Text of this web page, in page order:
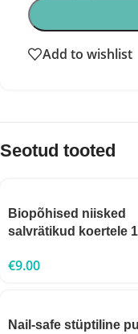
Add to wishlist
Seotud tooted
Biopõhised niisked
salvrätikud koertele
€9.00
Nail-safe stüptiline